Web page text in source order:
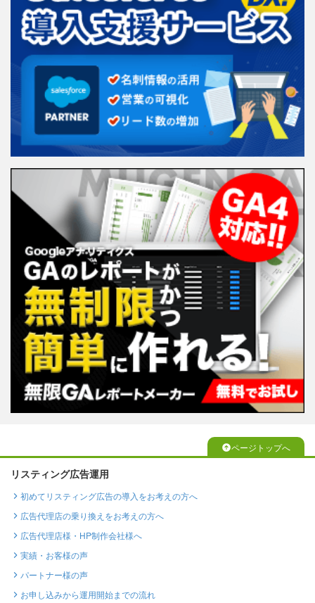
ページトップへ
リスティング広告運用
初めてリスティング広告の導入をお考えの方へ
広告代理店の乗り換えをお考えの方へ
広告代理店様・HP制作会社様へ
実績・お客様の声
パートナー様の声
お申し込みから運用開始までの流れ